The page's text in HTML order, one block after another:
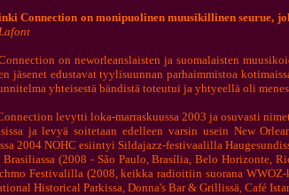
Connection on monipuolinen muusikillinen
on neworleanslaisten ja suomalaisten
jäsenet edustavat tyylisuunnan parhaimmistoa
yhteisestä bändistä toteutui ja yhtyeellä oli
levytti loka-marraskuussa 2003 ja osuvasti
ja levyä soitetaan edelleen varsin usein New
2004 NOHC esiintyi Sildajazz-festivaalilla
(2008 - São Paulo, Brasília, Belo Horizonte,
Festivalilla (2008, keikka radioitiin suorana
Historical Parkissa, Donna's Bar & Grillissä,Café